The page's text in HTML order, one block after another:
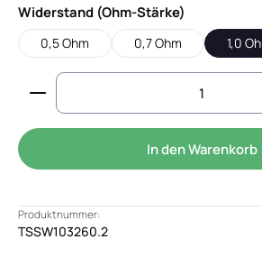
Widerstand (Ohm-Stärke)
0,5 Ohm 0,7 Ohm 1,0
Produkt Anzahl: Gib den
In den Warenkorb
Produktnummer:
TSSW103260.2